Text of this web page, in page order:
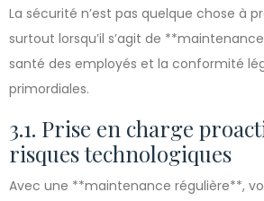
La sécurité n’est pas quelque chose à
surtout lorsqu’il s’agit de
santé des employés et la conformité
primordiales.
3.1. Prise en charge
risques technologiques
Avec une **maintenance régulière**,